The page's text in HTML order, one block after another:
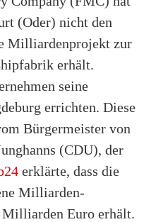
(Oder) nicht den
Milliardenprojekt zur
erhält.
seine
errichten. Diese
Bürgermeister von
(CDU), der
erklärte, dass die
Milliarden-
Euro erhält.